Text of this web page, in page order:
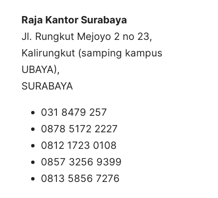
Raja Kantor Surabaya
Jl. Rungkut Mejoyo 2 no 23,
Kalirungkut (samping kampus
UBAYA),
SURABAYA
031 8479 257
0878 5172 2227
0812 1723 0108
0857 3256 9399
0813 5856 7276